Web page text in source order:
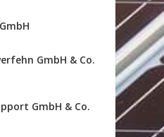
GmbH & Co.
GmbH & Co.